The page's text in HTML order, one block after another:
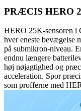
PRÆCIS HERO
HERO 25K-sensoren i
hver eneste bevægelse
på submikron-niveau.
endnu længere
høj nøjagtighed og
acceleration. Spor
som profferne med